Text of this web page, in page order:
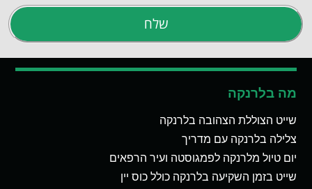
שלח
מה בלרנקה
שייט הצוללת הצהובה בלרנקה
צלילה בלרנקה עם מדריך
יום טיול מלרנקה לפמגוסטה ועיר הרפאים
שייט בזמן השקיעה בלרנקה כולל כוס יין